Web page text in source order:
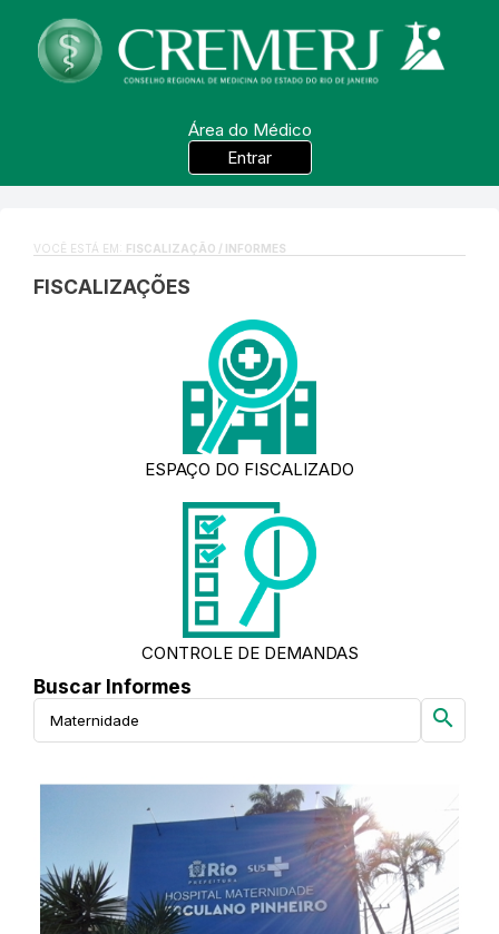
Área do Médico
Entrar
VOCÊ ESTÁ EM: FISCALIZAÇÃO / INFORMES
FISCALIZAÇÕES
ESPAÇO DO FISCALIZADO
CONTROLE DE DEMANDAS
Buscar Informes
search